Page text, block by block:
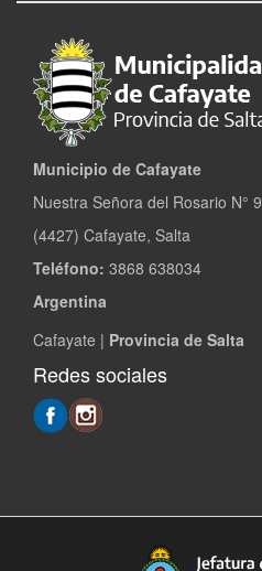
Municipio de Cafayate
Nuestra Señora del Rosario N° 9
(4427) Cafayate, Salta
Teléfono: 3868 638034
Argentina
Cafayate | Provincia de Salta
Redes sociales